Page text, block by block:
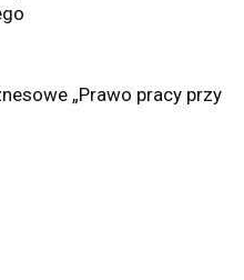
„Prawo pracy przy